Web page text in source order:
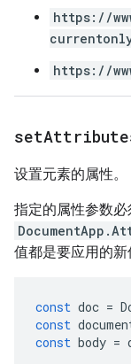
https://
https://
设置元素的属性。
指定的属性参数
值都是要应用的新
const doc =
const
const body =